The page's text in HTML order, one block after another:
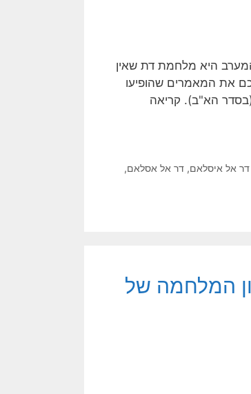
היא מלחמת דת שאין
את המאמרים שהופיעו
הא"ב). קריאה
דר אל איסלאם, דר אל אסלאם,
המלחמה של